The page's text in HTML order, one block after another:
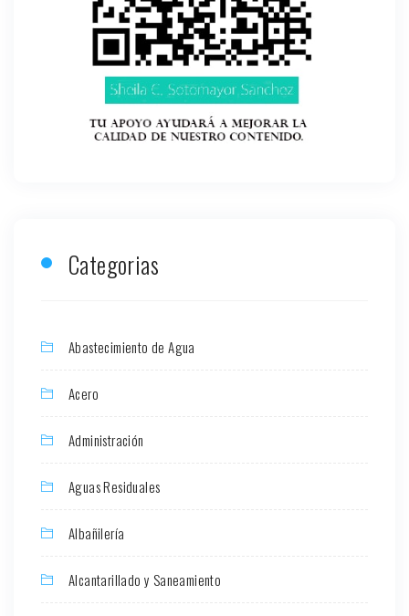
Categorias
Abastecimiento de Agua
Acero
Administración
Aguas Residuales
Albañilería
Alcantarillado y Saneamiento